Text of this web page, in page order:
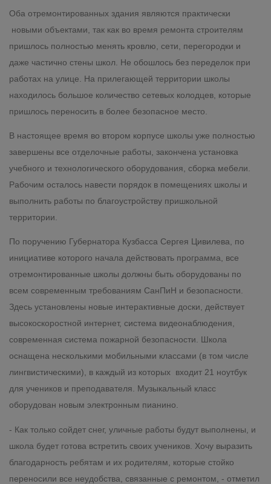
Оба отремонтированных здания являются практически
новыми объектами, так как во время ремонта строителям
пришлось полностью менять кровлю, сети, перегородки и
даже частично стены школ. Не обошлось без переделок при
работах на улице. На прилегающей территории школы
находилось большое количество сетевых колодцев, которые
пришлось переносить в более безопасное место.
В настоящее время во втором корпусе школы уже полностью
завершены все отделочные работы, закончена установка
учебного и технологического оборудования, сборка мебели.
Рабочим осталось навести порядок в помещениях школы и
выполнить работы по благоустройству пришкольной
территории.
По поручению Губернатора Кузбасса Сергея Цивилева, по
инициативе которого начала действовать программа, все
отремонтированные школы должны быть оборудованы по
всем современным требованиям СанПиН и безопасности.
Здесь установлены новые интерактивные доски, действует
высокоскоростной интернет, система видеонаблюдения,
современная система пожарной безопасности. Школа
оснащена несколькими мобильными классами (в том числе
лингвистическими), в каждый из которых входит 21 ноутбук
для учеников и преподавателя. Музыкальный класс
оборудован новым электронным пианино.
- Как только сойдет снег, уличные работы будут выполнены, и
школа будет готова встретить своих учеников. Хочу выразить
благодарность ребятам и их родителям, которые стойко
переносили все неудобства, связанные с ремонтом, - отметил